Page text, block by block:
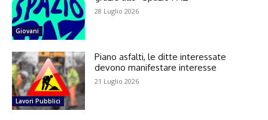
Giovani
28 Luglio 2026
Lavori Pubblici
Piano asfalti, le ditte interessate
devono manifestare interesse
21 Luglio 2026